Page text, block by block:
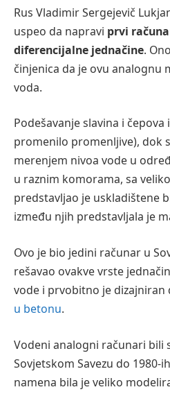
Rus Vladimir Sergejevič
uspeo da napravi prvi
diferencijalne jednačine.
činjenica da je ovu analognu
voda.
Podešavanje slavina i
promenilo promenljive), dok
merenjem nivoa vode u
u raznim komorama, sa
predstavljao je uskladištene
između njih predstavljala je
Ovo je bio jedini računar u
rešavao ovakve vrste
vode i prvobitno je dizajniran
u betonu.
Vodeni analogni računari bili
Sovjetskom Savezu do 1980-
namena bila je veliko